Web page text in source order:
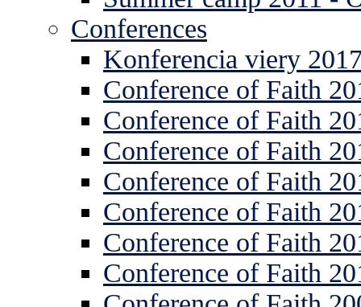
Conferences
Konferencia viery
Conference of Faith
Conference of Faith
Conference of Faith
Conference of Faith
Conference of Faith
Conference of Faith
Conference of Faith